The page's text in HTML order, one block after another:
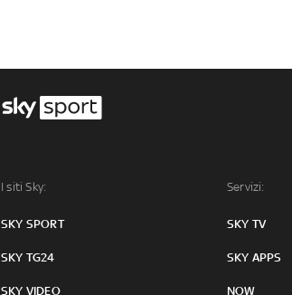
I siti Sky:
SKY SPORT
SKY TG24
SKY VIDEO
Servizi:
SKY TV
SKY APPS
NOW